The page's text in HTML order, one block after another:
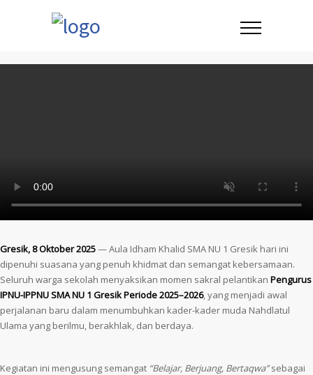
Gresik, 8 Oktober 2025— Aula Idham Khalid SMA NU 1 Gresik hari ini
dipenuhi suasana yang penuh khidmat dan semangat kebersamaan.
Seluruh warga sekolah menyaksikan momen sakral pelantikan Pengurus
IPNU-IPPNU SMA NU 1 Gresik Periode 2025–2026, yang menjadi awal
perjalanan baru dalam menumbuhkan kader-kader muda Nahdlatul
Ulama yang berilmu, berakhlak, dan berdaya.
Kegiatan ini mengusung semangat “Belajar, Berjuang, Bertaqwa”sebagai